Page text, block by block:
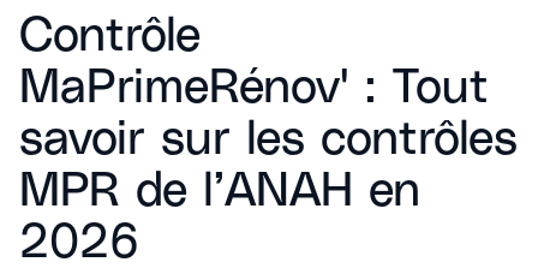
Contrôle
MaPrimeRénov' : Tout
savoir sur les contrôles
MPR de l’ANAH en
2026